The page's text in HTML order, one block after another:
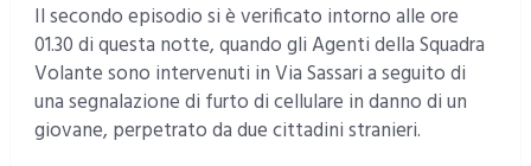
Il secondo episodio si è verificato intorno alle ore
01.30 di questa notte, quando gli Agenti della Squadra
Volante sono intervenuti in Via Sassari a seguito di
una segnalazione di furto di cellulare in danno di un
giovane, perpetrato da due cittadini stranieri.